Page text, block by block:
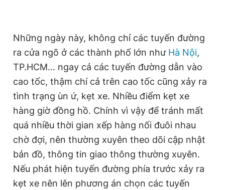
Những ngày này, không chỉ các tuyến đường
ra cửa ngõ ở các thành phố lớn như Hà Nội,
TP.HCM… ngay cả các tuyến đường dẫn vào
cao tốc, thậm chí cả trên cao tốc cũng xảy ra
tình trạng ùn ứ, kẹt xe. Nhiều điểm kẹt xe
hàng giờ đồng hồ. Chính vì vậy để tránh mất
quá nhiều thời gian xếp hàng nối đuôi nhau
chờ đợi, nên thường xuyên theo dõi cập nhật
bản đồ, thông tin giao thông thường xuyên.
Nếu phát hiện tuyến đường phía trước xảy ra
kẹt xe nên lên phương án chọn các tuyến